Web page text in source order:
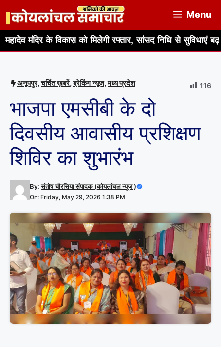
content
Menu
विकास को मिलेगी रफ्तार, सांसद निधि से सुविधाएं बढ़ाने का
अनूपपुर,चर्चित ख़बरें,ब्रेकिंग न्यूज,मध्य प्रदेश 116
भाजपा एमसीबी के दो
दिवसीय आवासीय प्रशिक्षण
शिविर का शुभारंभ
By:संतोष चौरसिया संपादक (कोयलांचल न्यूज )
On: Friday, May 29, 2026 1:38 PM